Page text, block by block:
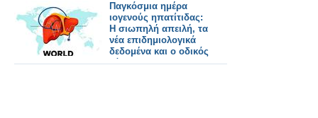
Παγκόσμια ημέρα
ιογενούς ηπατίτιδας:
Η σιωπηλή απειλή, τα
νέα επιδημιολογικά
δεδομένα και ο οδικός
χάρτης για την